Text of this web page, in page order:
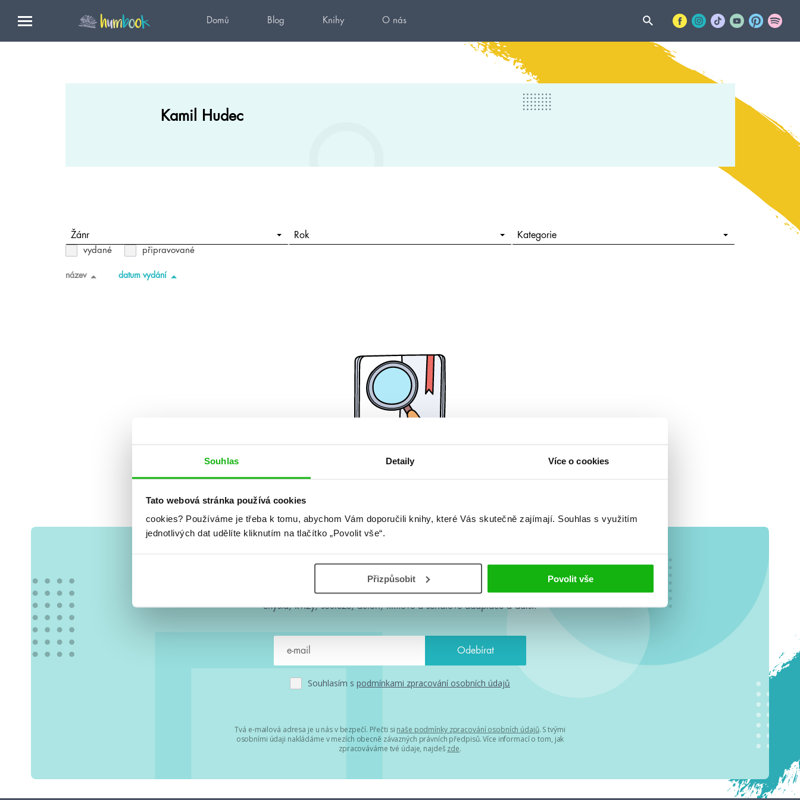
Souhlas Detaily Více o cookies
Tato webová stránka používá cookies
cookies? Používáme je třeba k tomu, abychom Vám doporučili knihy, které Vás skutečně zajímají. Souhlas s využitím
jednotlivých dat udělíte kliknutím na tlačítko „Povolit vše“.
Přizpůsobit Povolit vše
Domů Blog Knihy O nás
Kamil Hudec
Žánr Rok Kategorie
vydané připravované
název datum vydání
#HumbookNews
Vše kolem #youngadult každý měsíc rovnou do mailu! Nové knihy, co se
chystá, kvízy, soutěže, autoři, filmové a seriálové adaptace a další.
Souhlasím s podmínkami zpracování osobních údajů
Tvá e-mailová adresa je u nás v bezpečí. Přečti si naše podmínky zpracování osobních údajů. S tvými
osobními údaji nakládáme v mezích obecně závazných právních předpisů. Více informací o tom, jak
zpracováváme tvé údaje, najdeš zde.